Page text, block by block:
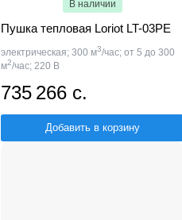
В наличии
Пушка тепловая Loriot LT-03PE
электрическая; 300 м3/час; от 5 до 300
м2/час; 220 В
735 266 с.
Добавить в корзину